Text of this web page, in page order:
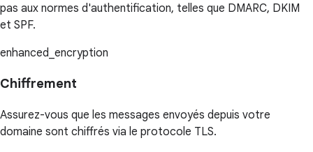
pas aux normes d'authentification, telles que DMARC, DKIM
et SPF.
enhanced_encryption
Chiffrement
Assurez-vous que les messages envoyés depuis votre
domaine sont chiffrés via le protocole TLS.